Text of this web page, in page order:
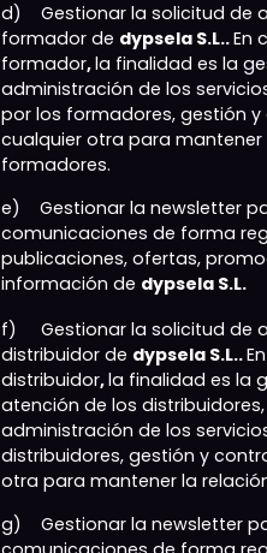
d) Gestionar la solicitud de
formador de dypsela S.L..En
formador,la finalidad es la
administración de los
por los formadores, gestión
cualquier otra para
formadores.
e) Gestionar la newsletter
comunicaciones de forma
publicaciones, ofertas,
información de dypsela S.L.
f) Gestionar la solicitud de
distribuidor de dypsela S.L..
distribuidor,la finalidad es la
atención de los
administración de los
distribuidores, gestión y
otra para mantener la
g) Gestionar la newsletter